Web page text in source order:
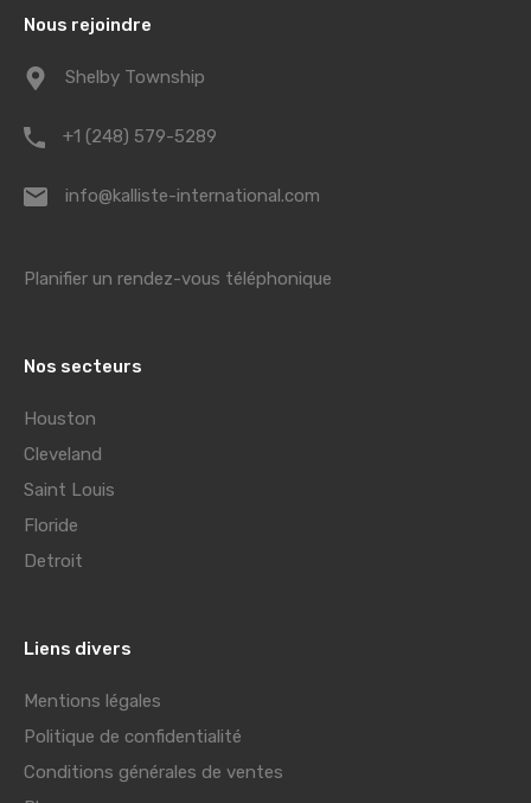
Nous rejoindre
Shelby Township
+1 (248) 579-5289
info@kalliste-international.com
Planifier un rendez-vous téléphonique
Nos secteurs
Houston
Cleveland
Saint Louis
Floride
Detroit
Liens divers
Mentions légales
Politique de confidentialité
Conditions générales de ventes